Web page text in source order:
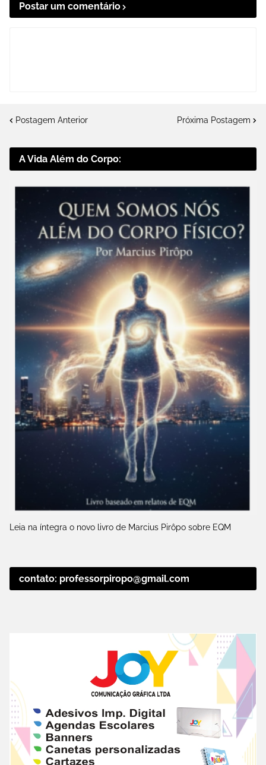
Postar um comentário
Postagem Anterior Próxima Postagem
A Vida Além do Corpo:
Leia na íntegra o novo livro de Marcius Pirôpo sobre EQM
contato: professorpiropo@gmail.com